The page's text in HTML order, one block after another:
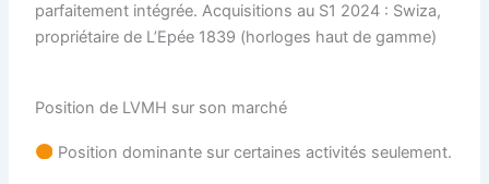
parfaitement intégrée. Acquisitions au S1 2024 : Swiza,
propriétaire de L’Epée 1839 (horloges haut de gamme)
Position de LVMH sur son marché
Position dominante sur certaines activités seulement.